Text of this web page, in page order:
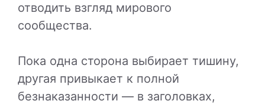
отводить взгляд мирового
сообщества.
Пока одна сторона выбирает тишину,
другая привыкает к полной
безнаказанности — в заголовках,